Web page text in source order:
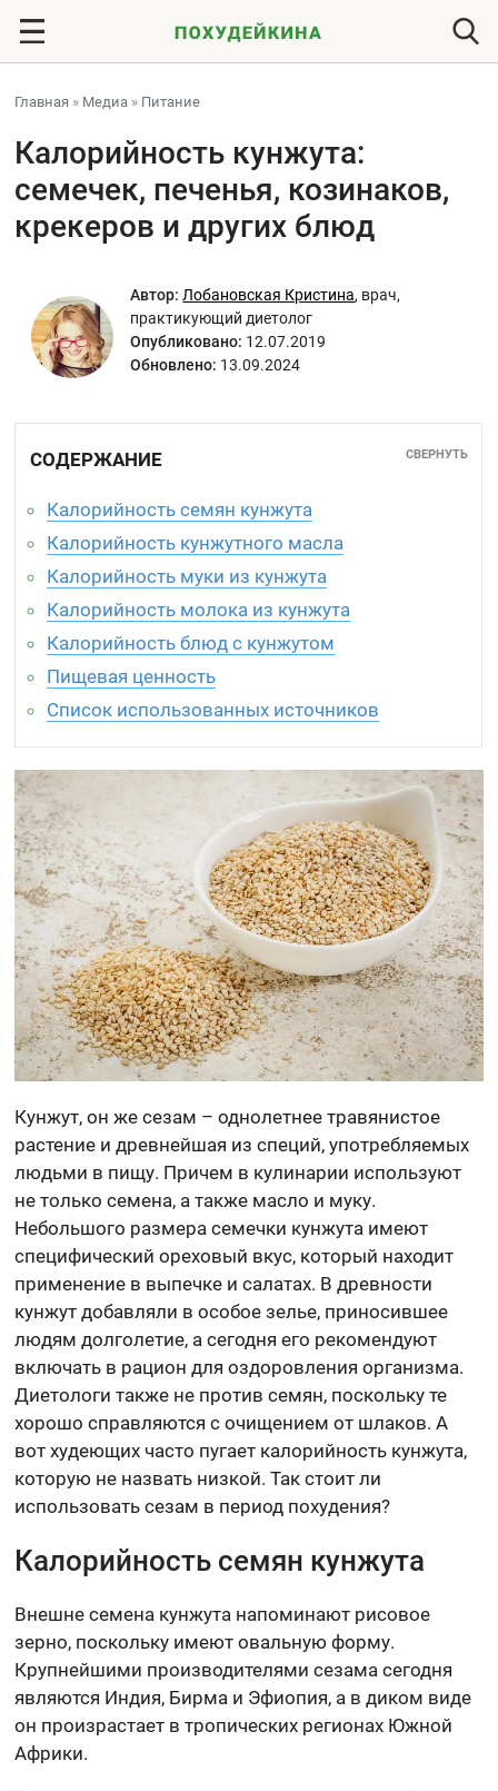
Главная » Медиа » Питание
Калорийность кунжута:
семечек, печенья, козинаков,
крекеров и других блюд
Автор: Лобановская Кристина, врач,
практикующий диетолог
Опубликовано: 12.07.2019
Обновлено: 13.09.2024
СОДЕРЖАНИЕ СВЕРНУТЬ
Калорийность семян кунжута
Калорийность кунжутного масла
Калорийность муки из кунжута
Калорийность молока из кунжута
Калорийность блюд с кунжутом
Пищевая ценность
Список использованных источников
Кунжут, он же сезам – однолетнее травянистое
растение и древнейшая из специй, употребляемых
людьми в пищу. Причем в кулинарии используют
не только семена, а также масло и муку.
Небольшого размера семечки кунжута имеют
специфический ореховый вкус, который находит
применение в выпечке и салатах. В древности
кунжут добавляли в особое зелье, приносившее
людям долголетие, а сегодня его рекомендуют
включать в рацион для оздоровления организма.
Диетологи также не против семян, поскольку те
хорошо справляются с очищением от шлаков. А
вот худеющих часто пугает калорийность кунжута,
которую не назвать низкой. Так стоит ли
использовать сезам в период похудения?
Калорийность семян кунжута
Внешне семена кунжута напоминают рисовое
зерно, поскольку имеют овальную форму.
Крупнейшими производителями сезама сегодня
являются Индия, Бирма и Эфиопия, а в диком виде
он произрастает в тропических регионах Южной
Африки.